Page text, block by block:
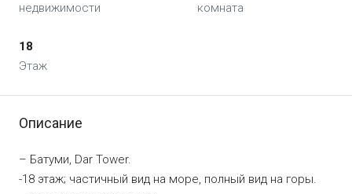
недвижимости
комната
18
Этаж
Описание
– Батуми, Dar Tower.
-18 этаж; частичный вид на море, полный вид на горы.